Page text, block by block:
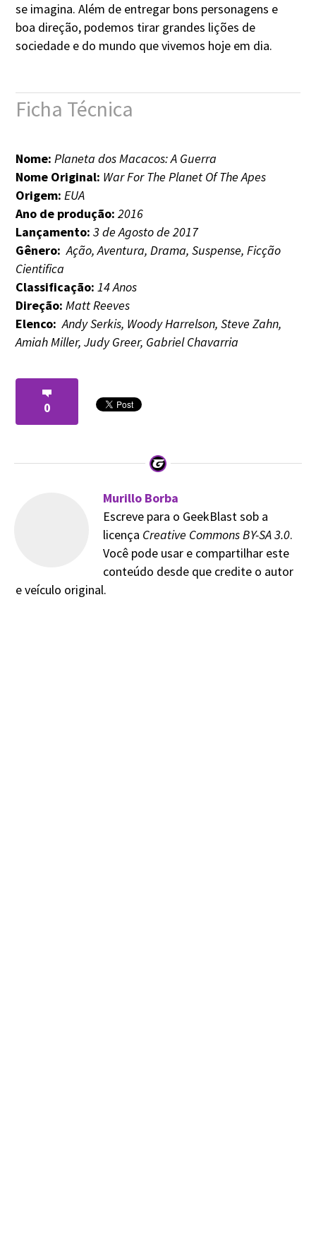
se imagina. Além de entregar bons personagens e
boa direção, podemos tirar grandes lições de
sociedade e do mundo que vivemos hoje em dia.
Ficha Técnica
Nome: Planeta dos Macacos: A Guerra
Nome Original: War For The Planet Of The Apes
Origem: EUA
Ano de produção:2016
Lançamento: 3 de Agosto de 2017
Gênero: Ação, Aventura, Drama, Suspense, Ficção
Cientifica
Classificação: 14 Anos
Direção:Matt Reeves
Elenco: Andy Serkis, Woody Harrelson, Steve Zahn,
Amiah Miller, Judy Greer, Gabriel Chavarria
0
Murillo Borba
Escreve para o GeekBlast sob a
licença Creative Commons BY-SA 3.0.
Você pode usar e compartilhar este
conteúdo desde que credite o autor
e veículo original.